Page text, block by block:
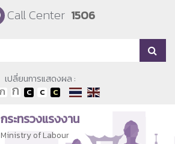
Call Center 1506
เปลี่ยนการแสดงผล :
กระทรวงแรงงาน
Ministry of Labour